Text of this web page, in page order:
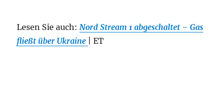
Lesen Sie auch: Nord Stream 1 abgeschaltet – Gas
fließt über Ukraine
| ET